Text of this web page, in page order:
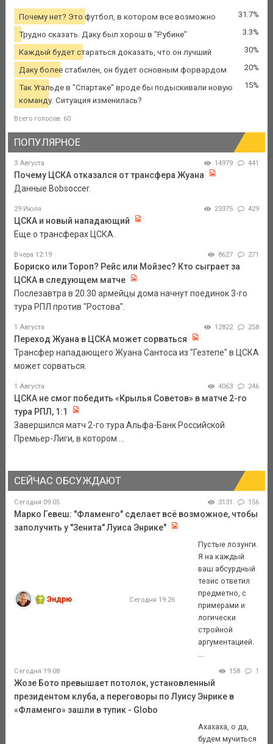
Почему нет? Это футбол, в котором все возможно 31.7%
Трудно сказать. Даку был хорош в "Рубине" 3.3%
Каждый будет стараться доказать, что он лучший 30%
Даку более стабилен, он будет основным форвардом 20%
Так Угальде в "Спартаке" вроде бы подыскивали новую
команду. Ситуация изменилась?
15%
Всего голосов: 60
ПОПУЛЯРНОЕ
3 Августа 14979 441
Почему ЦСКА отказался от трансфера Жуана
Данные Bobsoccer.
29 Июля 23375 429
ЦСКА и новый нападающий
Еще о трансферах ЦСКА.
Вчера 12:19 8627 271
Бориско или Тороп? Рейс или Мойзес? Кто сыграет за
ЦСКА в следующем матче
Послезавтра в 20.30 армейцы дома начнут поединок 3-го
тура РПЛ против "Ростова".
1 Августа 12822 258
Переход Жуана в ЦСКА может сорваться
Трансфер нападающего Жуана Сантоса из "Гезтепе" в ЦСКА
может сорваться.
1 Августа 4063 246
ЦСКА не смог победить «Крылья Советов» в матче 2-го
тура РПЛ, 1:1
Завершился матч 2-го тура Альфа-Банк Российской
Премьер-Лиги, в котором ...
СЕЙЧАС ОБСУЖДАЮТ
Сегодня 09:05 3131 156
Марко Гевеш: "Фламенго" сделает всё возможное, чтобы
заполучить у "Зенита" Луиса Энрике"
Эндрю Сегодня 19:26
Пустые лозунги.
Я на каждый
ваш абсурдный
тезис ответил
предметно, с
примерами и
логически
стройной
аргументацией.
Сегодня 19:08 158 1
Жозе Бото превышает потолок, установленный
президентом клуба, а переговоры по Луису Энрике в
«Фламенго» зашли в тупик - Globo
Ахахаха, о да,
будем мучиться